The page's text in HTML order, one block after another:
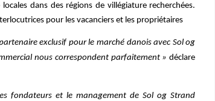
dans des régions de villégiature recherchées.
pour les vacanciers et les propriétaires
exclusif pour le marché danois avec Sol og
nous correspondent parfaitement » déclare
fondateurs et le management de Sol og Strand